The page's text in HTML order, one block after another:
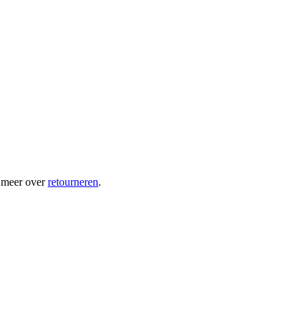
overretourneren.